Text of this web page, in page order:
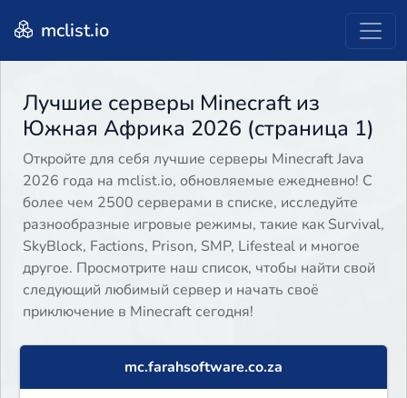
mclist.io
Лучшие серверы Minecraft из
Южная Африка 2026 (страница 1)
Откройте для себя лучшие серверы Minecraft Java
2026 года на mclist.io, обновляемые ежедневно! С
более чем 2500 серверами в списке, исследуйте
разнообразные игровые режимы, такие как Survival,
SkyBlock, Factions, Prison, SMP, Lifesteal и многое
другое. Просмотрите наш список, чтобы найти свой
следующий любимый сервер и начать своё
приключение в Minecraft сегодня!
mc.farahsoftware.co.za